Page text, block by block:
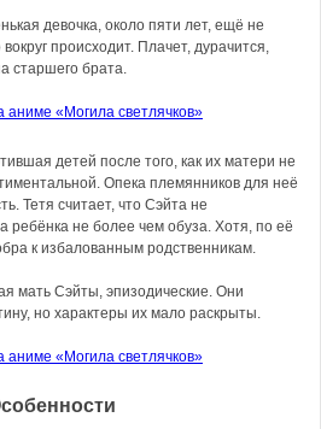
девочка, около пяти лет, ещё не
происходит. Плачет, дурачится,
старшего брата.
детей после того, как их матери не
Опека племянников для неё
Тетя считает, что Сэйта не
ребёнка не более чем обуза. Хотя, по её
к избалованным родственникам.
мать Сэйты, эпизодические. Они
но характеры их мало раскрыты.